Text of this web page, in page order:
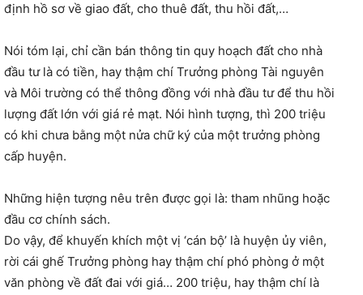
định hồ sơ về giao đất, cho thuê đất, thu hồi đất,…
Nói tóm lại, chỉ cần bán thông tin quy hoạch đất cho nhà
đầu tư là có tiền, hay thậm chí Trưởng phòng Tài nguyên
và Môi trường có thể thông đồng với nhà đầu tư để thu hồi
lượng đất lớn với giá rẻ mạt. Nói hình tượng, thì 200 triệu
có khi chưa bằng một nửa chữ ký của một trưởng phòng
cấp huyện.
Những hiện tượng nêu trên được gọi là: tham nhũng hoặc
đầu cơ chính sách.
Do vậy, để khuyến khích một vị ‘cán bộ’ là huyện ủy viên,
rời cái ghế Trưởng phòng hay thậm chí phó phòng ở một
văn phòng về đất đai với giá… 200 triệu, hay thậm chí là